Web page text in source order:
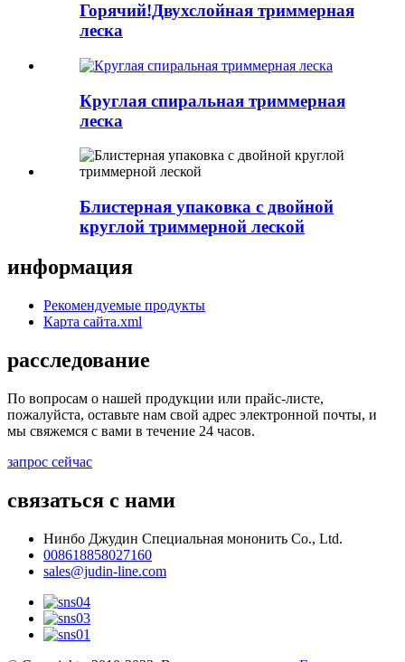
Горячий!Двухслойная триммерная
леска
Круглая спиральная триммерная
леска
Блистерная упаковка с двойной
круглой триммерной леской
информация
Рекомендуемые продукты
Карта сайта.xml
расследование
По вопросам о нашей продукции или прайс-листе,
пожалуйста, оставьте нам свой адрес электронной почты, и
мы свяжемся с вами в течение 24 часов.
запрос сейчас
связаться с нами
Нинбо Джудин Специальная мононить Co., Ltd.
008618858027160
sales@judin-line.com